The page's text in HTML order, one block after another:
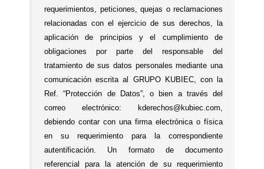
requerimientos, peticiones, quejas o reclamaciones
relacionadas con el ejercicio de sus derechos, la
aplicación de principios y el cumplimiento de
obligaciones por parte del responsable del
tratamiento de sus datos personales mediante una
comunicación escrita al GRUPO KUBIEC, con la
Ref. “Protección de Datos”, o bien a través del
correo electrónico: kderechos@kubiec.com,
debiendo contar con una firma electrónica o física
en su requerimiento para la correspondiente
autentificación. Un formato de documento
referencial para la atención de su requerimiento